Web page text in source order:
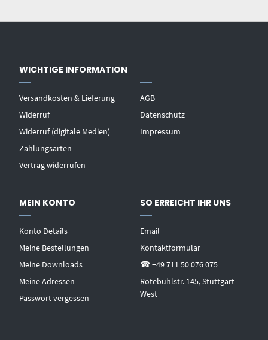
WICHTIGE INFORMATION
Versandkosten & Lieferung
Widerruf
Widerruf (digitale Medien)
Zahlungsarten
Vertrag widerrufen
AGB
Datenschutz
Impressum
MEIN KONTO
Konto Details
Meine Bestellungen
Meine Downloads
Meine Adressen
Passwort vergessen
SO ERREICHT IHR UNS
Email
Kontaktformular
☎ +49 711 50 076 075
Rotebühlstr. 145, Stuttgart-
West